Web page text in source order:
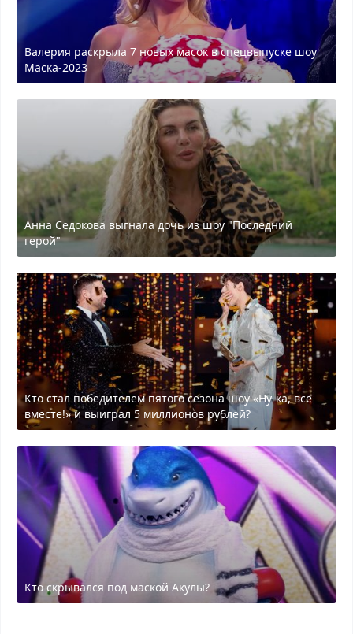
Валерия раскрыла 7 новых масок в спецвыпуске шоу
Маска-2023
Анна Седокова выгнала дочь из шоу "Последний
герой"
Кто стал победителем пятого сезона шоу «Ну-ка, все
вместе!» и выиграл 5 миллионов рублей?
Кто скрывался под маской Акулы?